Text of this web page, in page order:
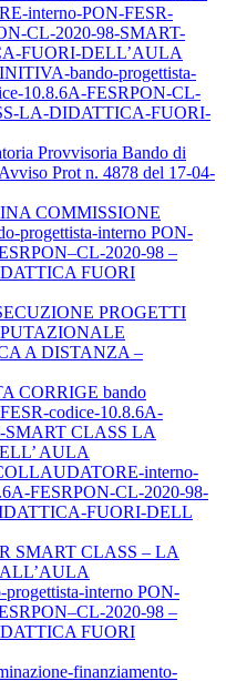
interno-PON-FESR-
CL-2020-98-SMART-
FUORI-DELL’AULA
bando-progettista-
10.8.6A-FESRPON-CL-
LA-DIDATTICA-FUORI-
Provvisoria Bando di
Prot n. 4878 del 17-04-
COMMISSIONE
progettista-interno PON-
2020-98 –
FUORI
PROGETTI
A DISTANZA –
CORRIGE bando
codice-10.8.6A-
SMART CLASS LA
AULA
interno-
FESRPON-CL-2020-98-
FUORI-DELL
SMART CLASS – LA
interno PON-
2020-98 –
FUORI
finanziamento-